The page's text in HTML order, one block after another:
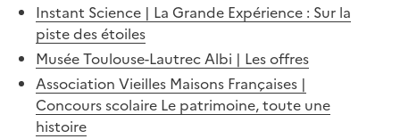
Instant Science | La Grande Expérience : Sur la
piste des étoiles
Musée Toulouse-Lautrec Albi | Les offres
Association Vieilles Maisons Françaises |
Concours scolaire Le patrimoine, toute une
histoire